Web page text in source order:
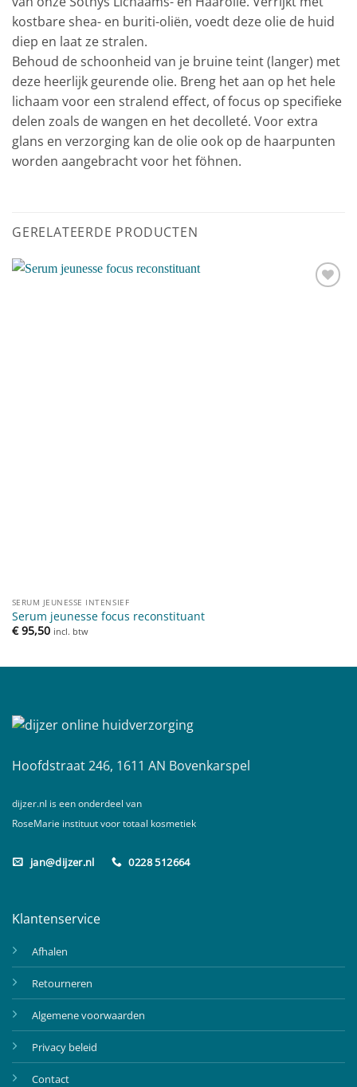
kostbare shea- en buriti-oliën, voedt deze olie de huid
diep en laat ze stralen.
Behoud de schoonheid van je bruine teint (langer) met
deze heerlijk geurende olie. Breng het aan op het hele
lichaam voor een stralend effect, of focus op specifieke
delen zoals de wangen en het decolleté. Voor extra
glans en verzorging kan de olie ook op de haarpunten
worden aangebracht voor het föhnen.
GERELATEERDE PRODUCTEN
SERUM JEUNESSE INTENSIEF
Serum jeunesse focus reconstituant
€95,50 incl. btw
Hoofdstraat 246, 1611 AN Bovenkarspel
dijzer.nl is een onderdeel van
RoseMarie instituut voor totaal kosmetiek
jan@dijzer.nl 0228 512664
Klantenservice
Afhalen
Retourneren
Algemene voorwaarden
Privacy beleid
Contact